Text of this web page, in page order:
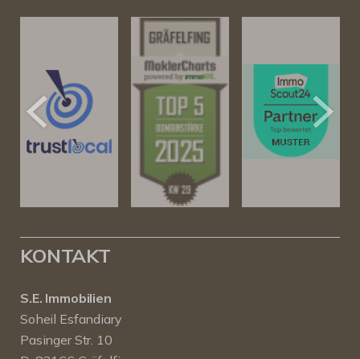
KONTAKT
S.E. Immobilien
Soheil Esfandiary
Pasinger Str. 10